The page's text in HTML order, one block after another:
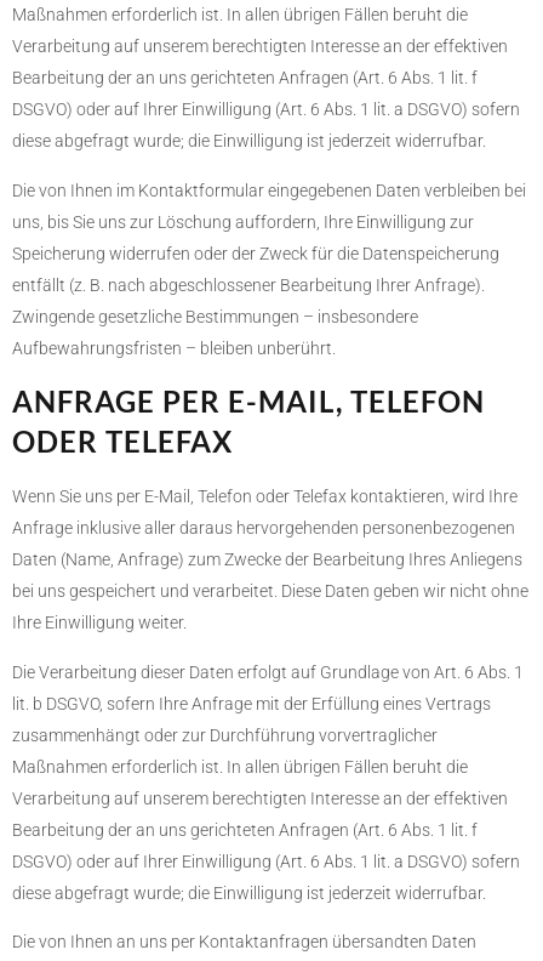
Maßnahmen erforderlich ist. In allen übrigen Fällen beruht die
Verarbeitung auf unserem berechtigten Interesse an der effektiven
Bearbeitung der an uns gerichteten Anfragen (Art. 6 Abs. 1 lit. f
DSGVO) oder auf Ihrer Einwilligung (Art. 6 Abs. 1 lit. a DSGVO) sofern
diese abgefragt wurde; die Einwilligung ist jederzeit widerrufbar.
Die von Ihnen im Kontaktformular eingegebenen Daten verbleiben bei
uns, bis Sie uns zur Löschung auffordern, Ihre Einwilligung zur
Speicherung widerrufen oder der Zweck für die Datenspeicherung
entfällt (z. B. nach abgeschlossener Bearbeitung Ihrer Anfrage).
Zwingende gesetzliche Bestimmungen – insbesondere
Aufbewahrungsfristen – bleiben unberührt.
ANFRAGE PER E-MAIL, TELEFON
ODER TELEFAX
Wenn Sie uns per E-Mail, Telefon oder Telefax kontaktieren, wird Ihre
Anfrage inklusive aller daraus hervorgehenden personenbezogenen
Daten (Name, Anfrage) zum Zwecke der Bearbeitung Ihres Anliegens
bei uns gespeichert und verarbeitet. Diese Daten geben wir nicht ohne
Ihre Einwilligung weiter.
Die Verarbeitung dieser Daten erfolgt auf Grundlage von Art. 6 Abs. 1
lit. b DSGVO, sofern Ihre Anfrage mit der Erfüllung eines Vertrags
zusammenhängt oder zur Durchführung vorvertraglicher
Maßnahmen erforderlich ist. In allen übrigen Fällen beruht die
Verarbeitung auf unserem berechtigten Interesse an der effektiven
Bearbeitung der an uns gerichteten Anfragen (Art. 6 Abs. 1 lit. f
DSGVO) oder auf Ihrer Einwilligung (Art. 6 Abs. 1 lit. a DSGVO) sofern
diese abgefragt wurde; die Einwilligung ist jederzeit widerrufbar.
Die von Ihnen an uns per Kontaktanfragen übersandten Daten